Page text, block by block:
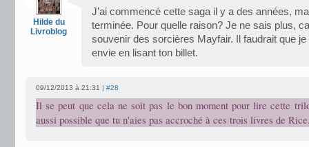
Hilde du
Livroblog
J’ai commencé cette saga il y a des années,
terminée. Pour quelle raison? Je ne sais plus,
souvenir des sorcières Mayfair. Il faudrait que je
envie en lisant ton billet.
09/12/2013 à 21:31 | #28
Il se peut que cela ne soit pas le bon moment pour lire cette
aussi possible que tu n'aies pas accroché à ces trois livres de